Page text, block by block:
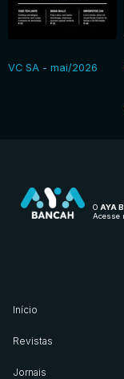
VC SA - mai/2026
O AYA
Acesse
Início
Revistas
Jornais